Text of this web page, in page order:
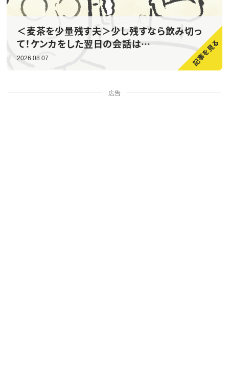
＜麦茶を少量残す夫＞少し残すなら飲み切っ
て！ケンカをした翌日の会話は…
2026.08.07
広告